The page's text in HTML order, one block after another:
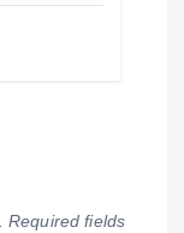
Required fields